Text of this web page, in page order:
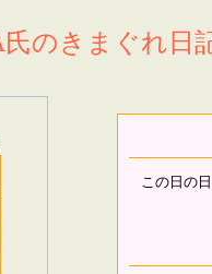
氏のきまぐれ日
この日の